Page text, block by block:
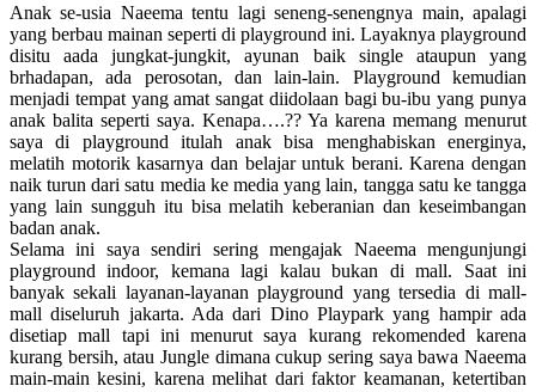
Anak se-usia Naeema tentu lagi seneng-senengnya main, apalagi
yang berbau mainan seperti di playground ini. Layaknya playground
disitu aada jungkat-jungkit, ayunan baik single ataupun yang
brhadapan, ada perosotan, dan lain-lain. Playground kemudian
menjadi tempat yang amat sangat diidolaan bagi bu-ibu yang punya
anak balita seperti saya. Kenapa….?? Ya karena memang menurut
saya di playground itulah anak bisa menghabiskan energinya,
melatih motorik kasarnya dan belajar untuk berani. Karena dengan
naik turun dari satu media ke media yang lain, tangga satu ke tangga
yang lain sungguh itu bisa melatih keberanian dan keseimbangan
badan anak.
Selama ini saya sendiri sering mengajak Naeema mengunjungi
playground indoor, kemana lagi kalau bukan di mall. Saat ini
banyak sekali layanan-layanan playground yang tersedia di mall-
mall diseluruh jakarta. Ada dari Dino Playpark yang hampir ada
disetiap mall tapi ini menurut saya kurang rekomended karena
kurang bersih, atau Jungle dimana cukup sering saya bawa Naeema
main-main kesini, karena melihat dari faktor keamanan, ketertiban